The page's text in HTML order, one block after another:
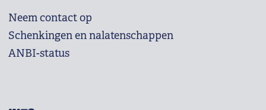
Neem contact op
Schenkingen en nalatenschappen
ANBI-status